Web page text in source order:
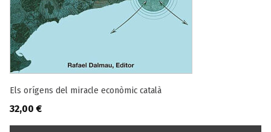
Els orígens del miracle econòmic català
32,00€